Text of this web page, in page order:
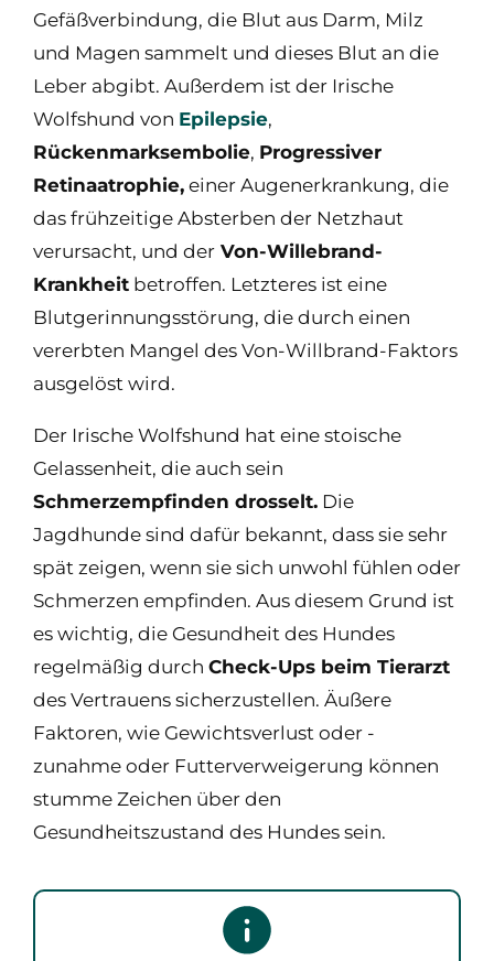
Gefäßverbindung, die Blut aus Darm, Milz
und Magen sammelt und dieses Blut an die
Leber abgibt. Außerdem ist der Irische
Wolfshund von Epilepsie,
Rückenmarksembolie, Progressiver
Retinaatrophie, einer Augenerkrankung, die
das frühzeitige Absterben der Netzhaut
verursacht, und der Von-Willebrand-
Krankheit betroffen. Letzteres ist eine
Blutgerinnungsstörung, die durch einen
vererbten Mangel des Von-Willbrand-Faktors
ausgelöst wird.
Der Irische Wolfshund hat eine stoische
Gelassenheit, die auch sein
Schmerzempfinden drosselt. Die
Jagdhunde sind dafür bekannt, dass sie sehr
spät zeigen, wenn sie sich unwohl fühlen oder
Schmerzen empfinden. Aus diesem Grund ist
es wichtig, die Gesundheit des Hundes
regelmäßig durch Check-Ups beim Tierarzt
des Vertrauens sicherzustellen. Äußere
Faktoren, wie Gewichtsverlust oder -
zunahme oder Futterverweigerung können
stumme Zeichen über den
Gesundheitszustand des Hundes sein.